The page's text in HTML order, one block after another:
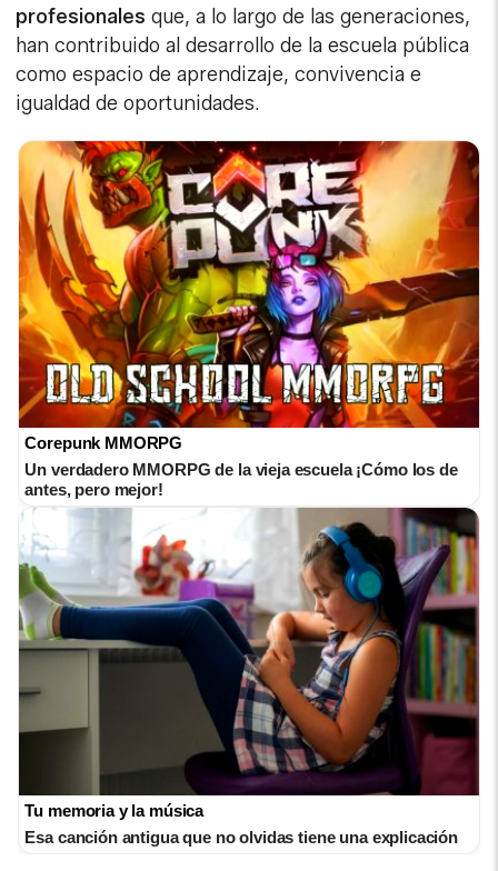
profesionales que, a lo largo de las generaciones,
han contribuido al desarrollo de la escuela pública
como espacio de aprendizaje, convivencia e
igualdad de oportunidades.
Corepunk MMORPG
Un verdadero MMORPG de la vieja escuela ¡Cómo los de
antes, pero mejor!
Tu memoria y la música
Esa canción antigua que no olvidas tiene una explicación